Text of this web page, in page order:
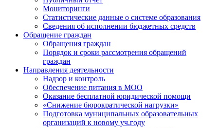
Мониторинги
Статистические данные о системе образования
Сведения об исполнении бюджетных средств
Обращение граждан
Обращения граждан
Порядок и сроки рассмотрения обращений
граждан
Направления деятельности
Надзор и контроль
Обеспечение питания в МОО
Оказание бесплатной юридической помощи
«Снижение бюрократической нагрузки»
Подготовка муниципальных образовательных
организаций к новому уч.году